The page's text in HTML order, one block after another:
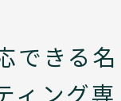
できる名
ィング専